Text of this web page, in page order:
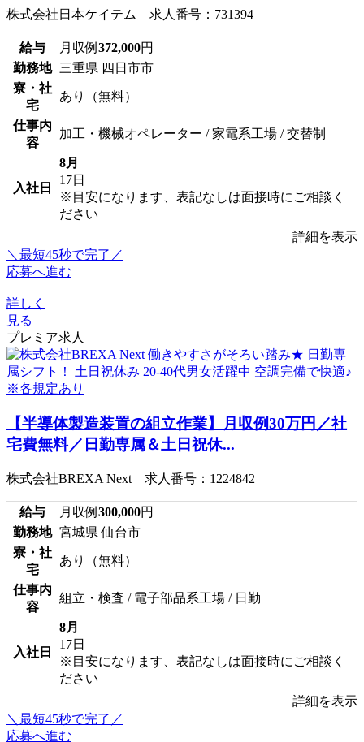
株式会社日本ケイテム 求人番号：731394
給与 月収例 372,000円
勤務地 三重県 四日市市
寮・社
宅
あり（無料）
仕事内
容
加工・機械オペレーター / 家電系工場 / 交替制
入社日
8月
17日
※目安になります、表記なしは面接時にご相談く
ださい
詳細を表示
＼最短45秒で完了／
応募へ進む
詳しく
見る
プレミア求人
【半導体製造装置の組立作業】月収例30万円／社
宅費無料／日勤専属＆土日祝休...
株式会社BREXA Next 求人番号：1224842
給与 月収例 300,000円
勤務地 宮城県 仙台市
寮・社
宅
あり（無料）
仕事内
容
組立・検査 / 電子部品系工場 / 日勤
入社日
8月
17日
※目安になります、表記なしは面接時にご相談く
ださい
詳細を表示
＼最短45秒で完了／
応募へ進む